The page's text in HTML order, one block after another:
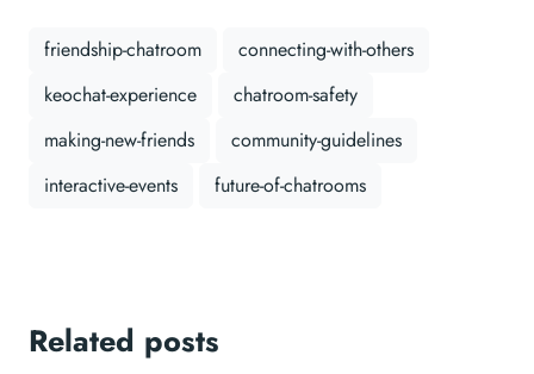
friendship-chatroom
connecting-with-others
keochat-experience
chatroom-safety
making-new-friends
community-guidelines
interactive-events
future-of-chatrooms
Related posts